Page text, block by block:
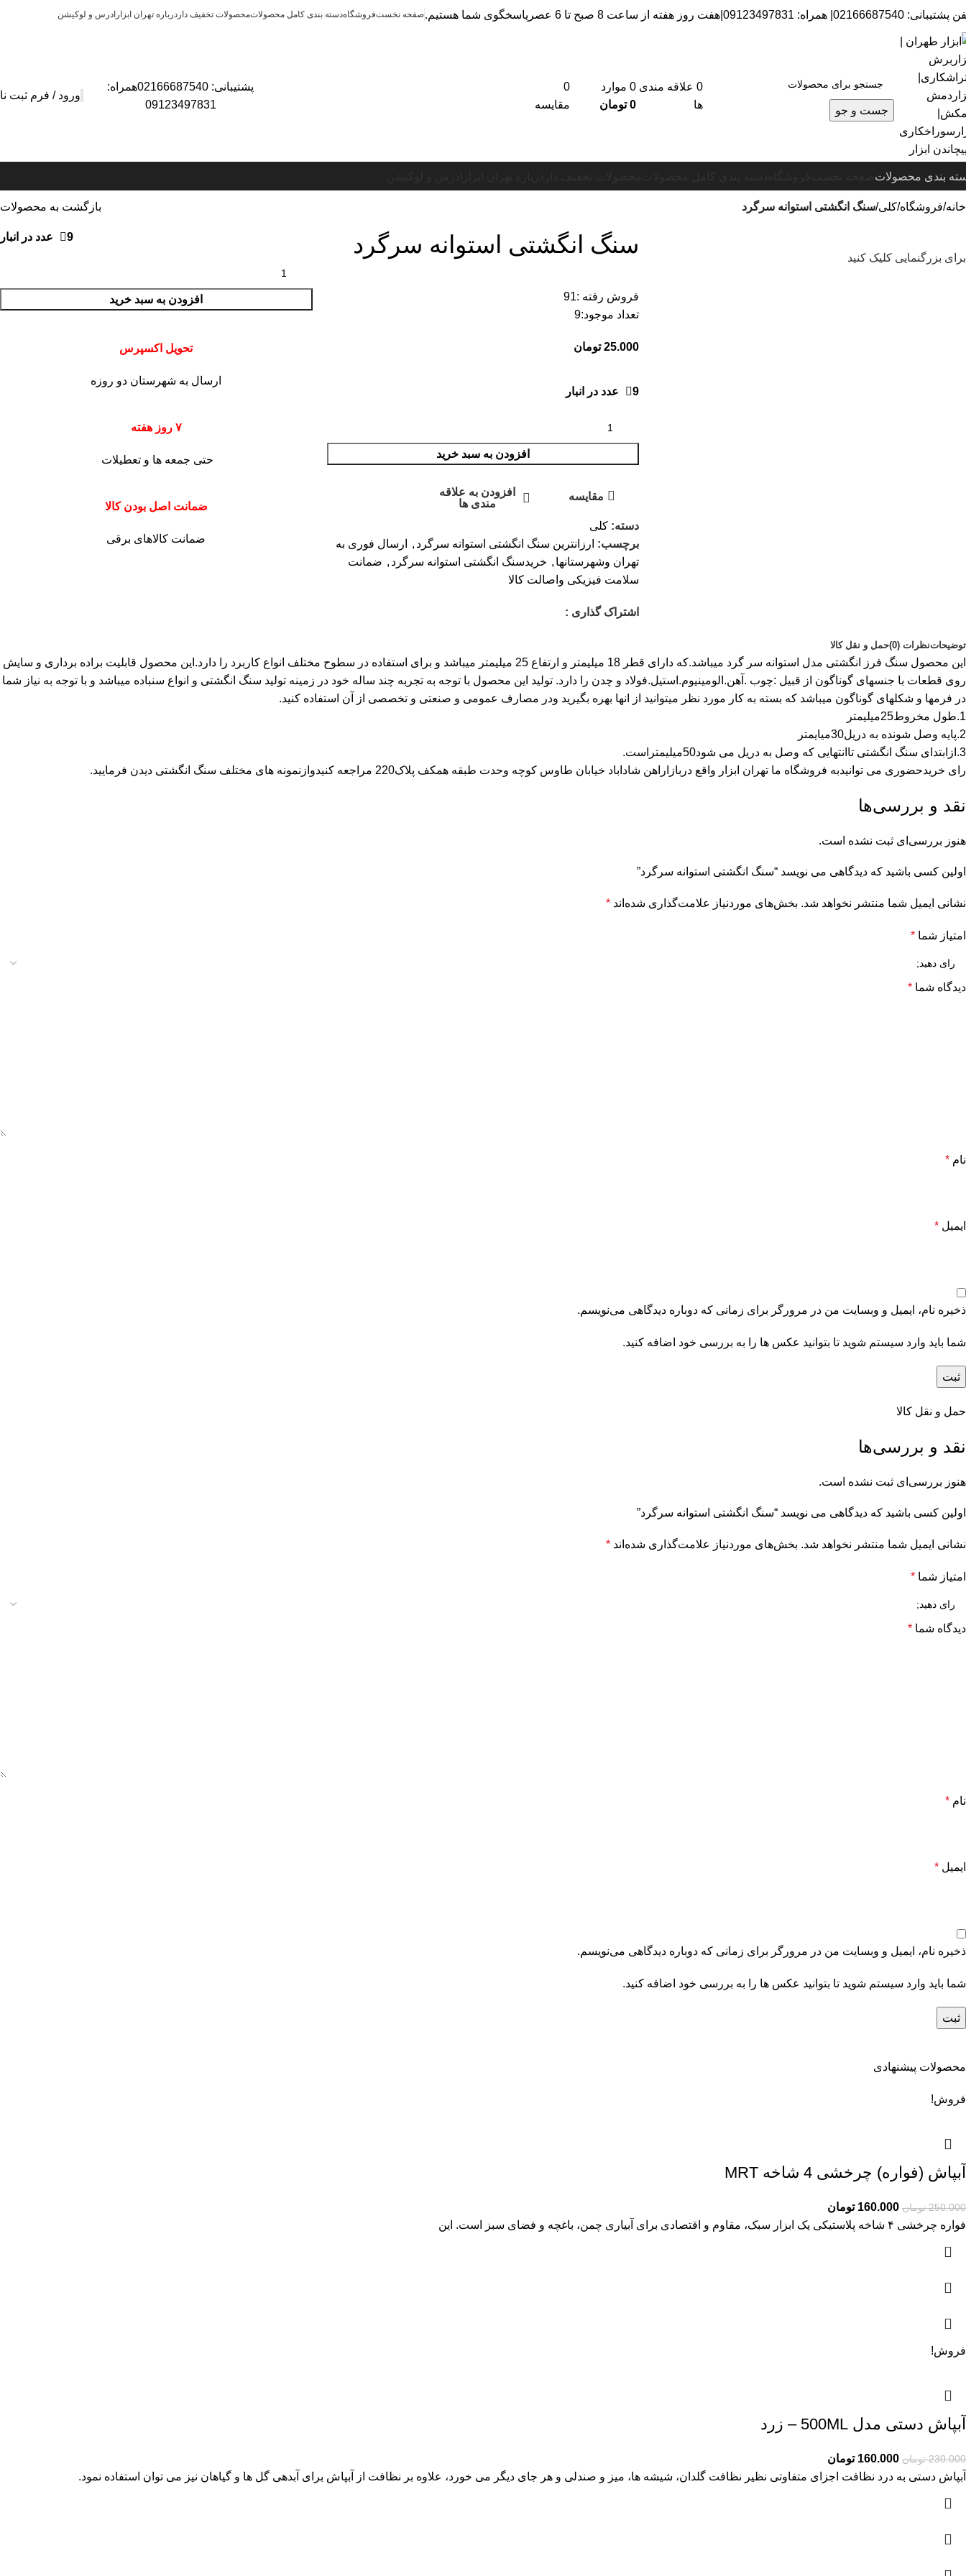
02166687540| همراه: 09123497831|هفت روز هفته از ساعت 8 صبح تا 6 عصرپاسخگوی شما هستیم. صفحه نخستفروشگاهدسته بندی کامل محصولاتمحصولات تخفیف دار درباره تهران ابزار ادرس و لوکیشن
جست و جو
0 علاقه مندی
ها
0 موارد
0 تومان
0
مقایسه
پشتیبانی: 02166687540همراه:
09123497831
ورود / فرم ثبت
بندی محصولات
خانه فروشگاه کلی سنگ انگشتی استوانه سرگرد بازگشت به محصولات
برای بزرگنمایی کلیک کنید سنگ انگشتی استوانه سرگرد
فروش رفته :91
تعداد موجود:9
25.000 تومان
9 عدد در انبار
افزودن به سبد خرید
مقایسه
افزودن به علاقه
مندی ها
دسته: کلی
برچسب: ارزانترین سنگ انگشتی استوانه سرگرد ,
ارسال فوری به
تهران وشهرستانها , خریدسنگ انگشتی استوانه سرگرد , ضمانت
سلامت فیزیکی واصالت کالا
اشتراک گذاری :
9 عدد در انبار
افزودن به سبد خرید
تحویل اکسپرس
ارسال به شهرستان دو روزه
۷ روز هفته
حتی جمعه ها و تعطیلات
ضمانت اصل بودن کالا
ضمانت کالاهای برقی
توضیحاتنظرات (0) حمل و نقل کالا
این محصول سنگ فرز انگشتی مدل استوانه سر گرد میباشد.که دارای قطر 18 میلیمتر و ارتفاع 25 میلیمتر میباشد و برای استفاده در سطوح مختلف انواع کاربرد را دارد.این محصول قابلیت براده برداری و سایش
روی قطعات با جنسهای گوناگون از قبیل :چوب .آهن.الومینیوم.استیل.فولاد و چدن را دارد. تولید این محصول با توجه به تجربه چند ساله خود در زمینه تولید سنگ انگشتی و انواع سنباده میباشد و با توجه به نیاز شما
در فرمها و شکلهای گوناگون میباشد که بسته به کار مورد نظر میتوانید از انها بهره بگیرید ودر مصارف عمومی و صنعتی و تخصصی از آن استفاده کنید.
1.طول مخروط25میلیمتر
2.پایه وصل شونده به دریل30میایمتر
3.ازابتدای سنگ انگشتی تاانتهایی که وصل به دریل می شود50میلیمتراست.
رای خریدحضوری می توانیدبه فروشگاه ما تهران ابزار واقع دربازاراهن شاداباد خیابان طاوس کوچه وحدت طبقه همکف پلاک220 مراجعه کنیدوازنمونه های مختلف سنگ انگشتی دیدن فرمایید.
نقد و بررسی‌ها
هنوز بررسی‌ای ثبت نشده است.
اولین کسی باشید که دیدگاهی می نویسد “سنگ انگشتی استوانه سرگرد”
نشانی ایمیل شما منتشر نخواهد شد. بخش‌های موردنیاز علامت‌گذاری شده‌اند *
امتیاز شما *
دیدگاه شما *
نام *
ایمیل *
ذخیره نام، ایمیل و وبسایت من در مرورگر برای زمانی که دوباره دیدگاهی می‌نویسم.
شما باید وارد سیستم شوید تا بتوانید عکس ها را به بررسی خود اضافه کنید.
حمل و نقل کالا
نقد و بررسی‌ها
هنوز بررسی‌ای ثبت نشده است.
اولین کسی باشید که دیدگاهی می نویسد “سنگ انگشتی استوانه سرگرد”
نشانی ایمیل شما منتشر نخواهد شد. بخش‌های موردنیاز علامت‌گذاری شده‌اند *
امتیاز شما *
دیدگاه شما *
نام *
ایمیل *
ذخیره نام، ایمیل و وبسایت من در مرورگر برای زمانی که دوباره دیدگاهی می‌نویسم.
شما باید وارد سیستم شوید تا بتوانید عکس ها را به بررسی خود اضافه کنید.
محصولات پیشنهادی
فروش!
آبپاش (فواره) چرخشی 4 شاخه MRT
250.000 تومان 160.000 تومان
فواره چرخشی ۴ شاخه پلاستیکی یک ابزار سبک، مقاوم و اقتصادی برای آبیاری چمن، باغچه و فضای سبز است. این
فروش!
آبپاش دستی مدل 500ML – زرد
230.000 تومان 160.000 تومان
آبپاش دستی به درد نظافت اجزای متفاوتی نظیر نظافت گلدان، شیشه ها، میز و صندلی و هر جای دیگر می خورد، علاوه بر نظافت از آبپاش برای آبدهی گل ها و گیاهان نیز می توان استفاده نمود.